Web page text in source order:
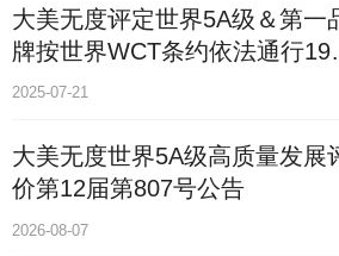
大美无度评定世界5A级＆第一
牌按世界WCT条约依法通行
个国家
2025-07-21
大美无度世界5A级高质量发展
价第12届第807号公告
2026-08-07